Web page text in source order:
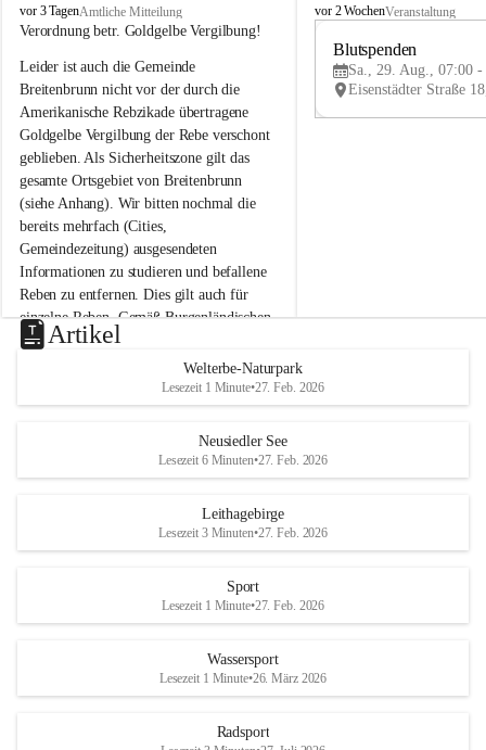
B
r
i
t
e
n
b
r
u
n
n
a
m
N
e
u
s
d
S
vor 3 TagenAmtliche Mitteilung
Verordnung betr. Goldgelbe Vergilbung!
Leider ist auch die Gemeinde
Breitenbrunn nicht vor der durch die
Amerikanische Rebzikade übertragene
Goldgelbe Vergilbung der Rebe verschont
geblieben. Als Sicherheitszone gilt das
gesamte Ortsgebiet von Breitenbrunn
(siehe Anhang). Wir bitten nochmal die
bereits mehrfach (Cities,
Gemeindezeitung) ausgesendeten
Informationen zu studieren und befallene
Reben zu entfernen. Dies gilt auch für
einzelne Reben. Gemäß Burgenländischen
Weinbaugesetz sind nicht gepflegte oder
unzulässige Weingärten zu roden! Bitte
helfen wir zusammen um unsere Winzer
vor den prognostizierten Ernteausfällen
und den daraus folgenden wirtschaftlichen
Maßnahmen zur Bekämpfung
Rebe und der Amerikanischen
Anhang VBl. EU Nr. 18
1 Seite•1,4 MB
VBl. EU Nr. 18_2026
B
e
u
e
d
r
S
vor 2 WochenVeranstaltung
Blutspenden
Sa., 29. Aug., 07:00 -
Artikel
Welterbe-Naturpark
Lesezeit 1 Minute•27. Feb. 2026
Neusiedler See
Lesezeit 6 Minuten•27. Feb. 2026
Leithagebirge
Lesezeit 3 Minuten•27. Feb. 2026
Sport
Lesezeit 1 Minute•27. Feb. 2026
Wassersport
Lesezeit 1 Minute•26. März 2026
Radsport